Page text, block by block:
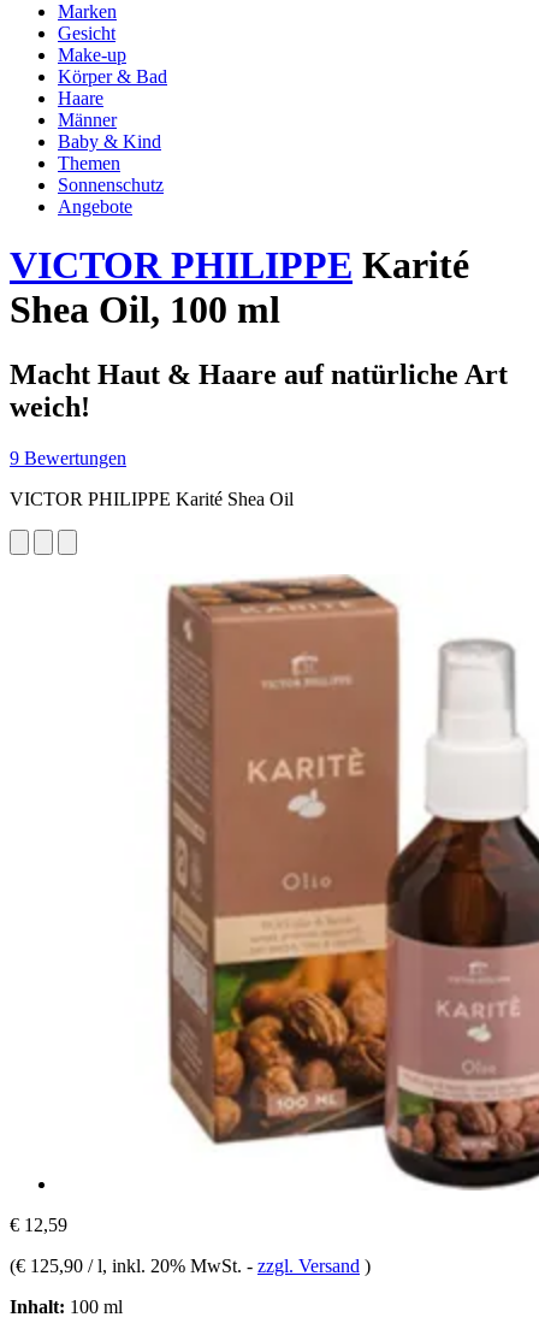
Marken
Gesicht
Make-up
Körper & Bad
Haare
Männer
Baby & Kind
Themen
Sonnenschutz
Angebote
VICTOR PHILIPPE Karité
Shea Oil, 100 ml
Macht Haut & Haare auf natürliche Art
weich!
9 Bewertungen
VICTOR PHILIPPE Karité Shea Oil
€ 12,59
(€ 125,90 / l, inkl. 20% MwSt. - zzgl. Versand )
Inhalt: 100 ml